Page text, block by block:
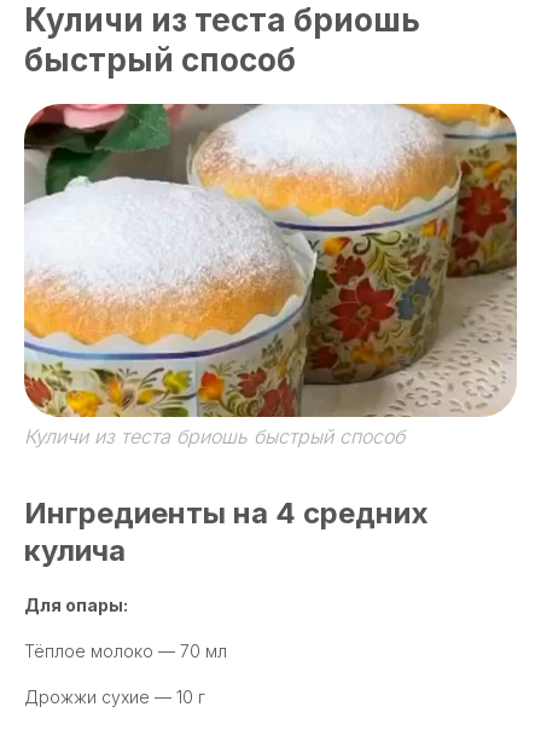
Куличи из теста бриошь
быстрый способ
Куличи из теста бриошь быстрый способ
Ингредиенты на 4 средних
кулича
Для опары:
Тёплое молоко — 70 мл
Дрожжи сухие — 10 г